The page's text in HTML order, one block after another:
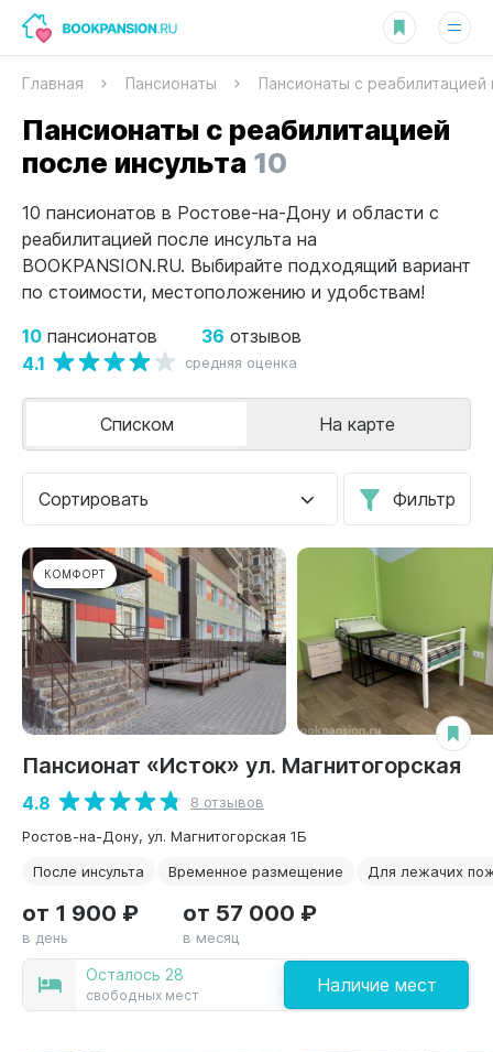
Главная Пансионаты Пансионаты с реабилитацией
Пансионаты с реабилитацией
после инсульта 10
10 пансионатов в Ростове-на-Дону и области с
реабилитацией после инсульта на
BOOKPANSION.RU. Выбирайте подходящий вариант
по стоимости, местоположению и удобствам!
10 пансионатов 36 отзывов
4.1 средняя оценка
Сортировать Фильтр
Списком На карте
КОМФОРТ
Пансионат «Исток» ул. Магнитогорская
4.8
8 отзывов
Ростов-на-Дону, ул. Магнитогорская 1Б
После инсульта
Временное размещение Для лежачих
Осталось 28
свободных мест Наличие мест
от 1 900 ₽
в день
от 57 000 ₽
в месяц